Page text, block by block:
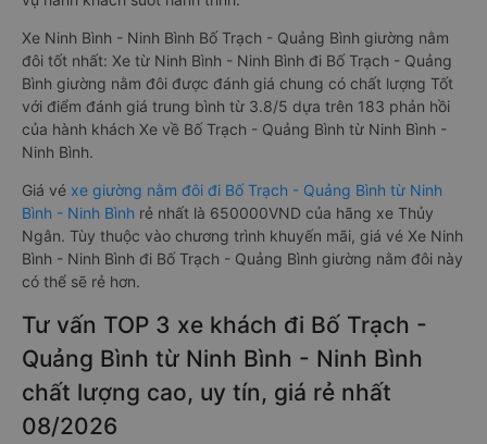
Xe Ninh Bình - Ninh Bình Bố Trạch - Quảng Bình giường nằm
đôi tốt nhất: Xe từ Ninh Bình - Ninh Bình đi Bố Trạch - Quảng
Bình giường nằm đôi được đánh giá chung có chất lượng Tốt
với điểm đánh giá trung bình từ 3.8/5 dựa trên 183 phản hồi
của hành khách Xe về Bố Trạch - Quảng Bình từ Ninh Bình -
Ninh Bình.
Giá vé xe giường nằm đôi đi Bố Trạch - Quảng Bình từ Ninh
Bình - Ninh Bình rẻ nhất là 650000VND của hãng xe Thủy
Ngân. Tùy thuộc vào chương trình khuyến mãi, giá vé Xe Ninh
Bình - Ninh Bình đi Bố Trạch - Quảng Bình giường nằm đôi này
có thể sẽ rẻ hơn.
Tư vấn TOP 3 xe khách đi Bố Trạch -
Quảng Bình từ Ninh Bình - Ninh Bình
chất lượng cao, uy tín, giá rẻ nhất
08/2026